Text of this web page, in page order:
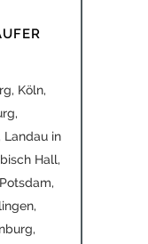
Köln,
Landau in
Hall,